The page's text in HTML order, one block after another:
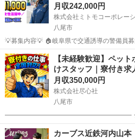
月収242,000円
株式会社ミトモコーポレー
八尾市
💡募集内容💡 🏠岐阜県で交通誘導の警備員
🔰未経験でも充実研修があるから安心スター
で、カップルでの応募も大歓迎👫無理なく働
お待ちしています 💴【...
大阪 八尾市 その他 未経験
【未経験歓迎】ペッ
けスタッフ｜寮付き求
月収350,000円
株式会社尽心社
八尾市
━━━━━━━━━━━━━━━━━━━━ ★★★
こちら】★★★
ずはLINEを友だち追加 ▼▼ https://
大阪 八尾市 工場
カーブス近鉄河内山本